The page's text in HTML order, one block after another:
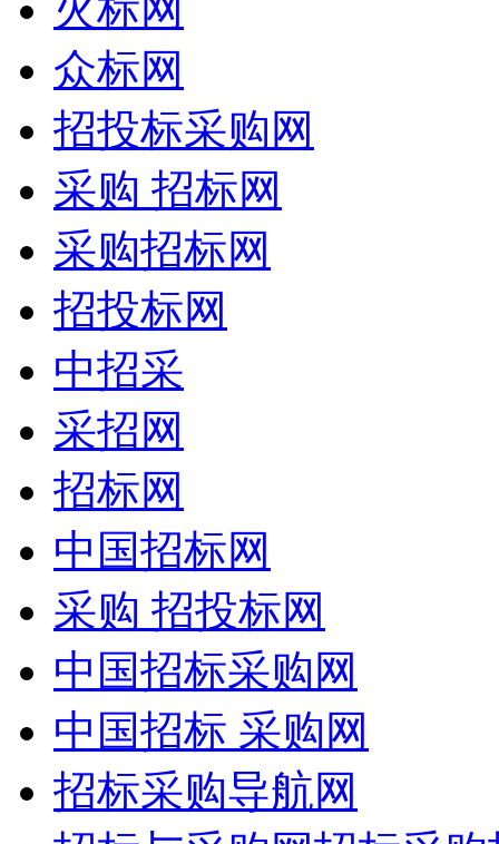
众标网
招投标采购网
采购 招标网
采购招标网
招投标网
中招采
采招网
招标网
中国招标网
采购 招投标网
中国招标采购网
中国招标 采购网
招标采购导航网